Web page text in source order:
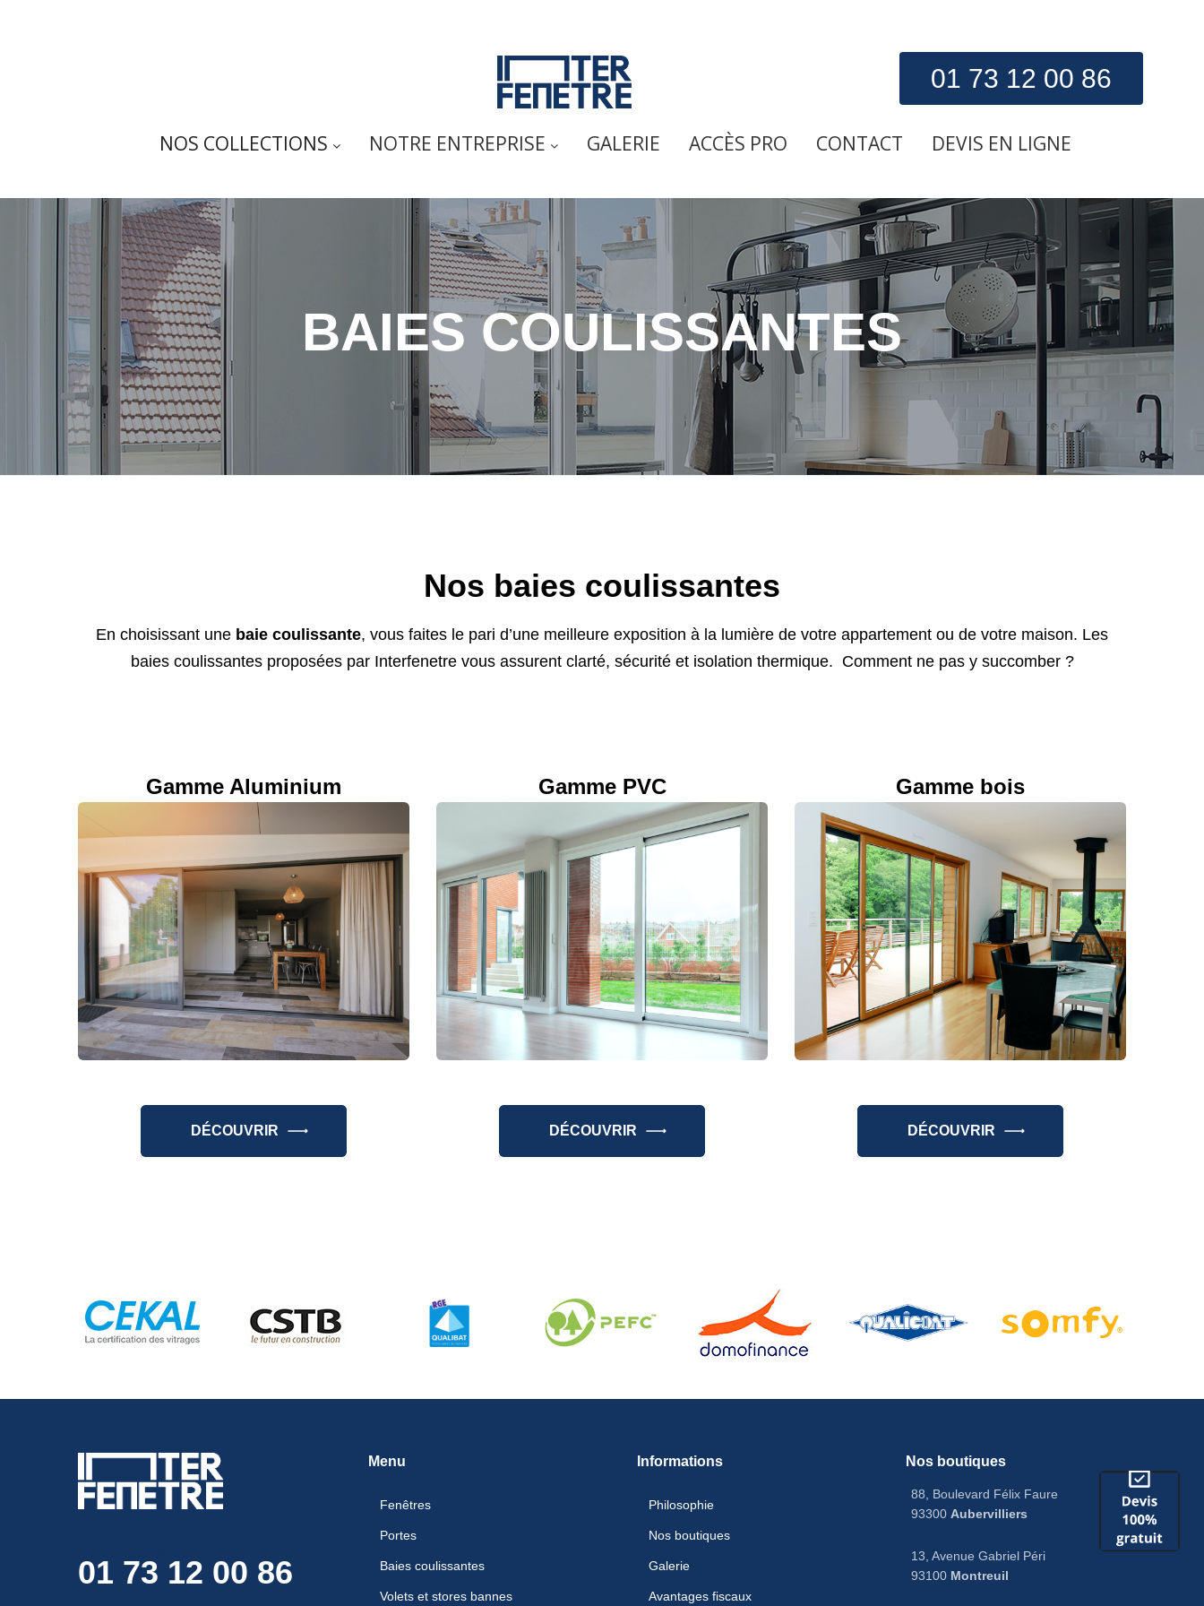
NOS COLLECTIONS NOTRE ENTREPRISE GALERIE ACCÈS PRO CONTACT DEVIS EN LIGNE
01 73 12 00 86
BAIES COULISSANTES
Nos baies coulissantes
En choisissant une baie coulissante, vous faites le pari d’une meilleure exposition à la lumière de votre appartement ou de votre maison. Les
baies coulissantes proposées par Interfenetre vous assurent clarté, sécurité et isolation thermique. Comment ne pas y succomber ?
Gamme Aluminium
DÉCOUVRIR
Gamme PVC
DÉCOUVRIR
Gamme bois
DÉCOUVRIR
01 73 12 00 86
Menu
Fenêtres
Portes
Baies coulissantes
Volets et stores bannes
Informations
Philosophie
Nos boutiques
Galerie
Avantages fiscaux
Nos boutiques
88, Boulevard Félix Faure
93300 Aubervilliers
13, Avenue Gabriel Péri
93100 Montreuil